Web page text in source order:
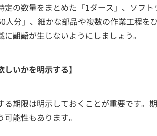
定の数量をまとめた「1ダース」、ソフ
人分」、細かな部品や複数の作業工程
齟齬が生じないようにしましょう。
しいかを明示する】
る期限は明示しておくことが重要です。
能性もあります。